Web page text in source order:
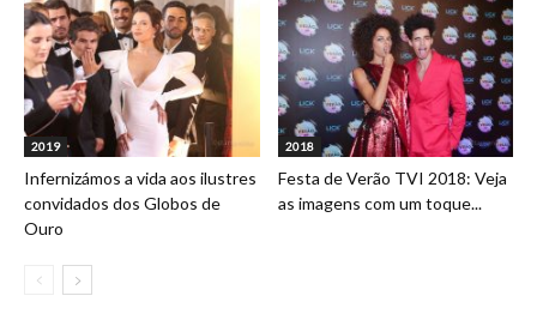
2019
Infernizámos a vida aos ilustres
convidados dos Globos de
Ouro
2018
Festa de Verão TVI 2018: Veja
as imagens com um toque...